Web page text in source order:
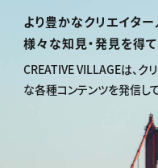
より豊かなクリエイター
様々な知見・発見を得て
CREATIVE VILLAGEは、ク
な各種コンテンツを発信して